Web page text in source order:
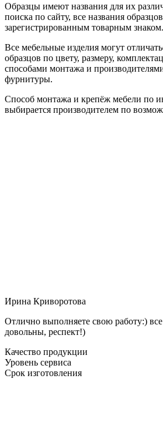
Образцы имеют названия для их
поиска по сайту, все названия
зарегистрированным товарным знаком.
Все мебельные изделия могут
образцов по цвету, размеру,
способами монтажа и
фурнитуры.
Способ монтажа и крепёж мебели по
выбирается производителем по
Ирина Криворотова
Отлично выполняете свою работу:) все
довольны, респект!)
Качество продукции
Уровень сервиса
Срок изготовления